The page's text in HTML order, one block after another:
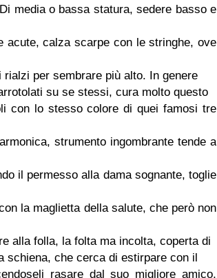
media o bassa statura, sedere basso e
acute, calza scarpe con le stringhe, ove
rialzi per sembrare più alto. In genere
su se stessi, cura molto questo
con lo stesso colore di quei famosi tre
strumento ingombrante tende a
il permesso alla dama sognante, toglie
la maglietta della salute, che però non
alla folla, la folta ma incolta, coperta di
schiena, che cerca di estirpare con il
rasare dal suo migliore amico,